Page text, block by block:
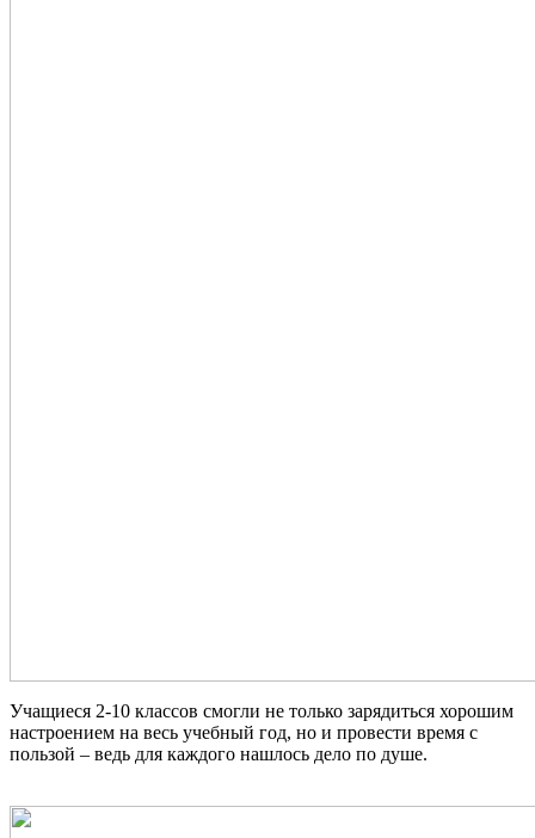
Учащиеся 2-10 классов смогли не только зарядиться хорошим
настроением на весь учебный год, но и провести время с
пользой – ведь для каждого нашлось дело по душе.